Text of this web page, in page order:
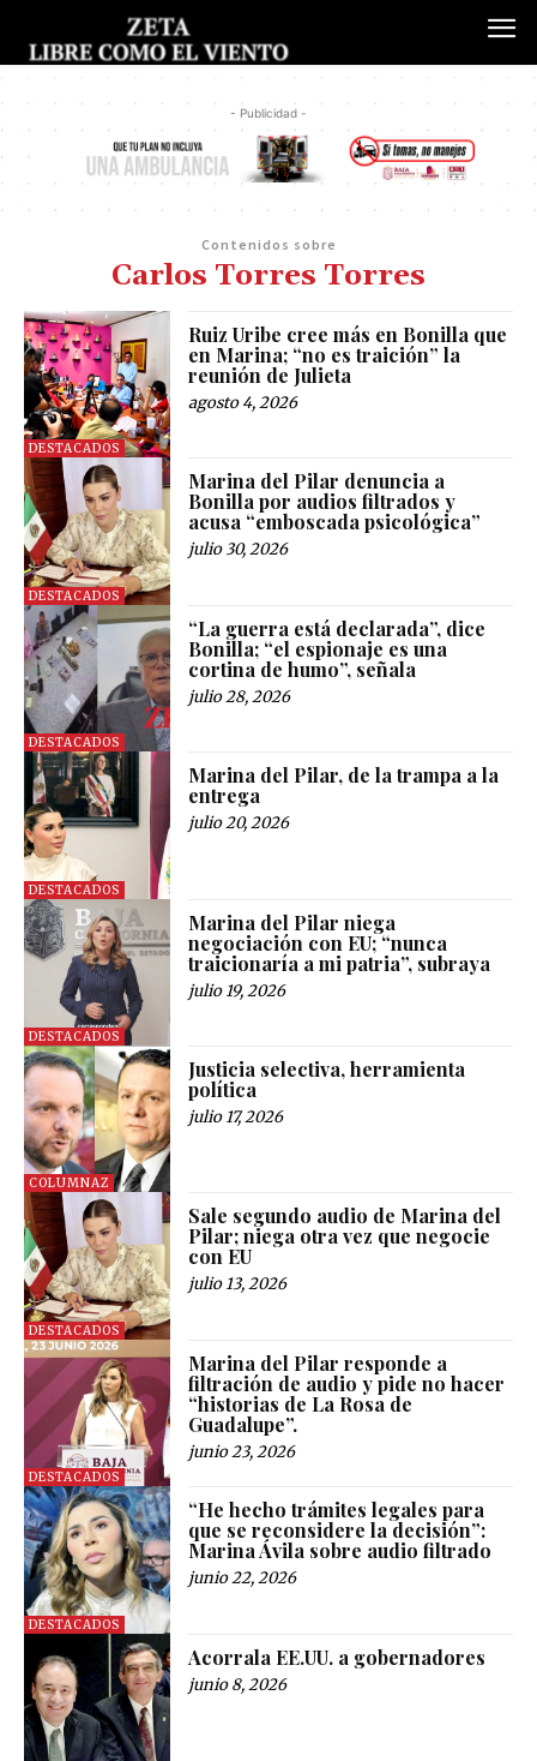
- Publicidad -
Contenidos sobre
Carlos Torres Torres
DESTACADOS
Ruiz Uribe cree más en Bonilla que
en Marina; “no es traición” la
reunión de Julieta
agosto 4, 2026
DESTACADOS
Marina del Pilar denuncia a
Bonilla por audios filtrados y
acusa “emboscada psicológica”
julio 30, 2026
DESTACADOS
“La guerra está declarada”, dice
Bonilla; “el espionaje es una
cortina de humo”, señala
julio 28, 2026
DESTACADOS
Marina del Pilar, de la trampa a la
entrega
julio 20, 2026
DESTACADOS
Marina del Pilar niega
negociación con EU; “nunca
traicionaría a mi patria”, subraya
julio 19, 2026
COLUMNAZ
Justicia selectiva, herramienta
política
julio 17, 2026
DESTACADOS
Sale segundo audio de Marina del
Pilar; niega otra vez que negocie
con EU
julio 13, 2026
DESTACADOS
Marina del Pilar responde a
filtración de audio y pide no hacer
“historias de La Rosa de
Guadalupe”.
junio 23, 2026
DESTACADOS
“He hecho trámites legales para
que se reconsidere la decisión”:
Marina Ávila sobre audio filtrado
junio 22, 2026
Acorrala EE.UU. a gobernadores
junio 8, 2026